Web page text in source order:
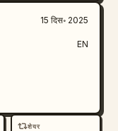
15 दिस॰ 2025
EN
शेयर